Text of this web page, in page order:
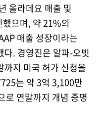
올라데요 매출 및
했으며, 약 21%의
매출 성장이라는
다. 경영진은 알파-오빗
지 미국 허가 신청을
는 약 3억 3,100만
로 연말까지 개념 증명